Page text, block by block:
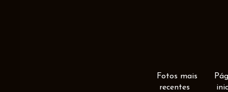
Fotos mais
recentes